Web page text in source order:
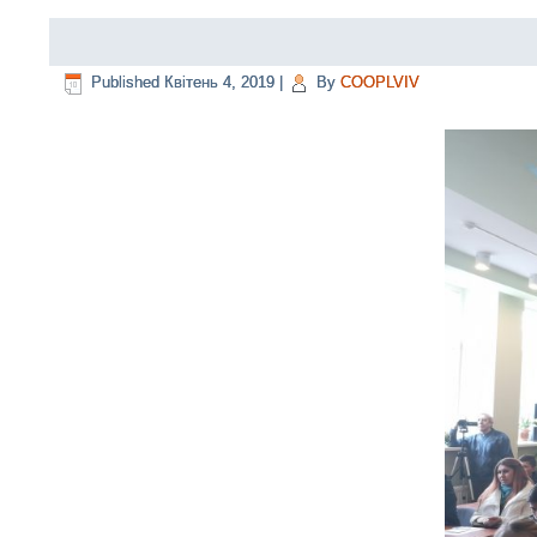
Published Квітень 4, 2019 By COOPLVIV